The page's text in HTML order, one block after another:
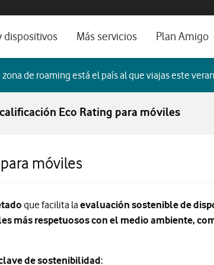
dispositivos Más servicios
Alianza Vodafone e Iberdrola
Servicios avanzados
Plan Amigo
de roaming está el país al que viajas este
Eco Rating para móviles
móviles
que facilita la evaluación sostenible de
más respetuosos con el medio ambiente,
de sostenibilidad: